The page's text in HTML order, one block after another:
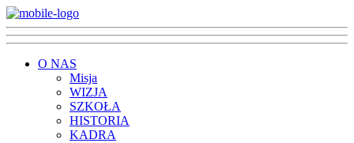
O NAS
Misja
WIZJA
SZKOŁA
HISTORIA
KADRA